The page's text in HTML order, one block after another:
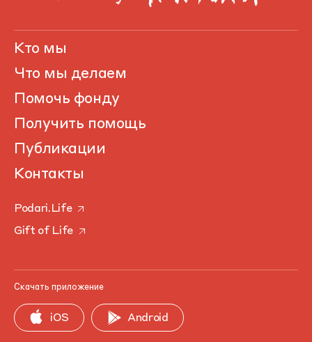
Кто мы
Что мы делаем
Помочь фонду
Получить помощь
Публикации
Контакты
Podari.Life
Gift of Life
Скачать приложение
iOS Android